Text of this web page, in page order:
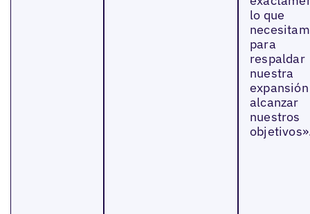
lo que
para
respaldar
nuestra
alcanzar
nuestros